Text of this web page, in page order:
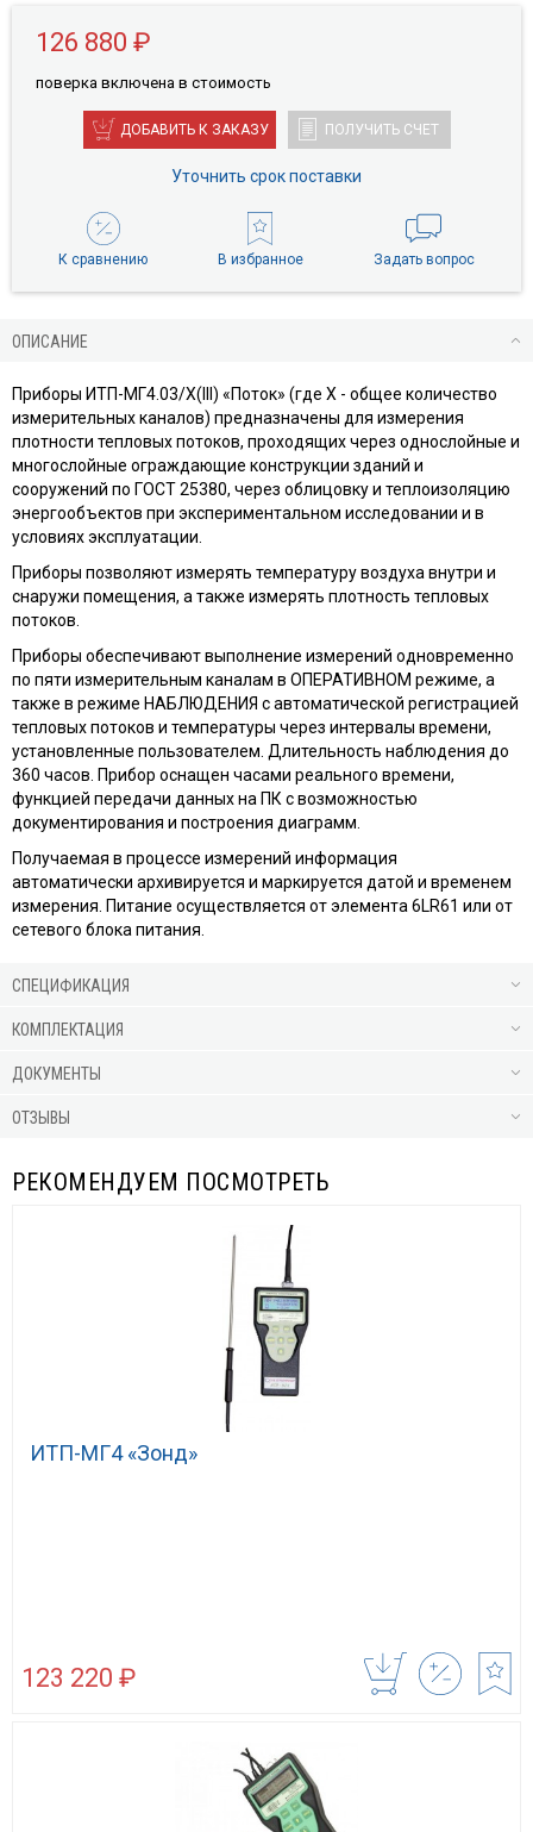
126 880 ₽
поверкa включена в стоимость
ДОБАВИТЬ К ЗАКАЗУ ПОЛУЧИТЬ СЧЕТ
Уточнить срок поставки
К сравнению В избранное Задать вопрос
ОПИСАНИЕ
Приборы ИТП-МГ4.03/Х(III) «Поток» (где Х - общее количество
измерительных каналов) предназначены для измерения
плотности тепловых потоков, проходящих через однослойные и
многослойные ограждающие конструкции зданий и
сооружений по ГОСТ 25380, через облицовку и теплоизоляцию
энергообъектов при экспериментальном исследовании и в
условиях эксплуатации.
Приборы позволяют измерять температуру воздуха внутри и
снаружи помещения, а также измерять плотность тепловых
потоков.
Приборы обеспечивают выполнение измерений одновременно
по пяти измерительным каналам в ОПЕРАТИВНОМ режиме, а
также в режиме НАБЛЮДЕНИЯ с автоматической регистрацией
тепловых потоков и температуры через интервалы времени,
установленные пользователем. Длительность наблюдения до
360 часов. Прибор оснащен часами реального времени,
функцией передачи данных на ПК с возможностью
документирования и построения диаграмм.
Получаемая в процессе измерений информация
автоматически архивируется и маркируется датой и временем
измерения. Питание осуществляется от элемента 6LR61 или от
сетевого блока питания.
СПЕЦИФИКАЦИЯ
КОМПЛЕКТАЦИЯ
ДОКУМЕНТЫ
ОТЗЫВЫ
РЕКОМЕНДУЕМ ПОСМОТРЕТЬ
ИТП-МГ4 «Зонд»
123 220 ₽